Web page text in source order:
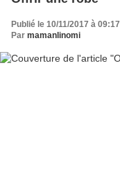
Publié le 10/11/2017 à 09:17
Par mamanlinomi